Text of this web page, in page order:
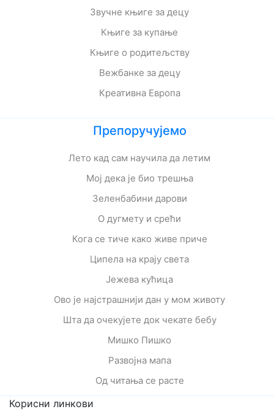
Звучне књиге за децу
Књиге за купање
Књиге о родитељству
Вежбанке за децу
Креативна Европа
Препоручујемо
Лето кад сам научила да летим
Мој дека је био трешња
Зеленбабини дарови
О дугмету и срећи
Кога се тиче како живе приче
Ципела на крају света
Јежева кућица
Ово је најстрашнији дан у мом животу
Шта да очекујете док чекате бебу
Мишко Пишко
Развојна мапа
Од читања се расте
Корисни линкови